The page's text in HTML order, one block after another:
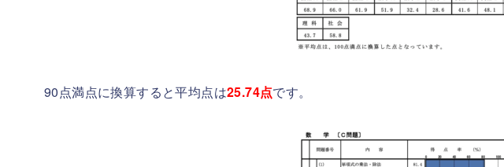
90点満点に換算すると平均点は25.74点です。